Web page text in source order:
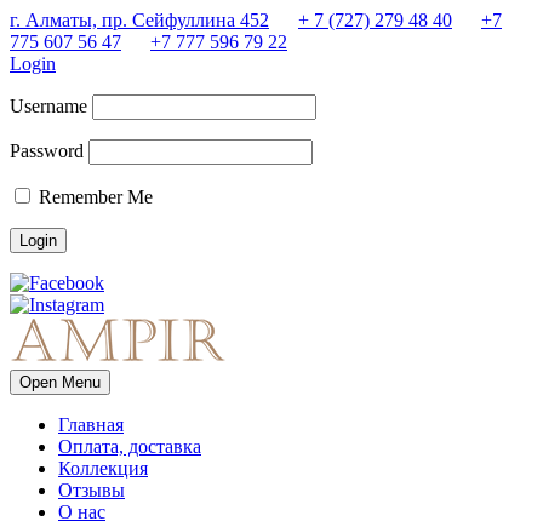
г. Алматы, пр. Сейфуллина 452 + 7 (727) 279 48 40
+7
775 607 56 47
+7 777 596 79 22
Login
Username
Password
Remember Me
Open Menu
Главная
Оплата, доставка
Коллекция
Отзывы
О нас